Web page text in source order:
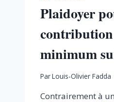
Plaidoyer
minimum
ParLouis-Olivier Fadda
Contrairement à